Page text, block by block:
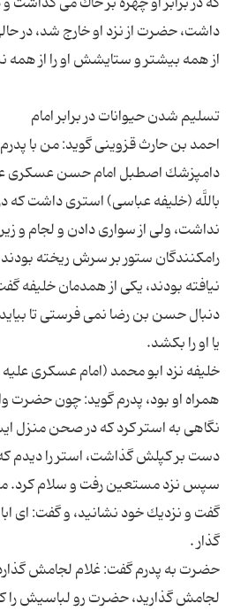
داشت، حضرت از نزد او خارج شد، در
احمد بن حارث قزوینى گوید: من با
دامپزشك اصطبل امام‏ حسن‏ عسكرى‏
باللَّه (خلیفه عباسى) استرى داشت كه در
نداشت، ولى از سوارى دادن و لجام و
رام‏كنندگان ستور بر سرش ریخته بودند
نیافته بودند، یكى از همدمان خلیفه
دنبال حسن بن رضا نمی فرستى تا
خلیفه نزد ابو محمد (امام عسكرى علیه
همراه او بود، پدرم گوید: چون‏ حضرت
نگاهى به استر كرد كه در صحن منزل
دست بر كپلش گذاشت، استر را دیدم
سپس نزد مستعین رفت و سلام كرد.
گفت و نزدیك خود نشانید، و گفت: اى
حضرت به پدرم گفت: غلام لجامش
لجامش گذارید، حضرت رو لباسیش را